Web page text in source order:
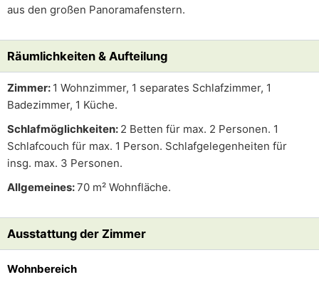
aus den großen Panoramafenstern.
Räumlichkeiten & Aufteilung
Zimmer: 1 Wohnzimmer, 1 separates Schlafzimmer, 1
Badezimmer, 1 Küche.
Schlafmöglichkeiten: 2 Betten für max. 2 Personen. 1
Schlafcouch für max. 1 Person. Schlafgelegenheiten für
insg. max. 3 Personen.
Allgemeines:70 m² Wohnfläche.
Ausstattung der Zimmer
Wohnbereich